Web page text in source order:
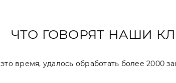
ЧТО ГОВОРЯТ НАШИ
время, удалось обработать более 2000